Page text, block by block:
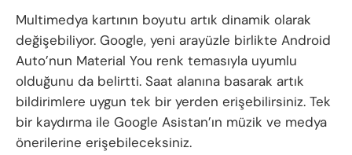
Multimedya kartının boyutu artık dinamik olarak
değişebiliyor. Google, yeni arayüzle birlikte Android
Auto’nun Material You renk temasıyla uyumlu
olduğunu da belirtti. Saat alanına basarak artık
bildirimlere uygun tek bir yerden erişebilirsiniz. Tek
bir kaydırma ile Google Asistan’ın müzik ve medya
önerilerine erişebileceksiniz.